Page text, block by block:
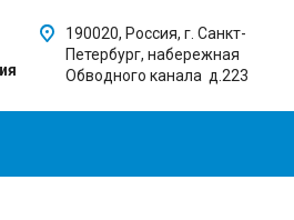
190020, Россия, г. Санкт-
Петербург, набережная
Обводного канала д.223